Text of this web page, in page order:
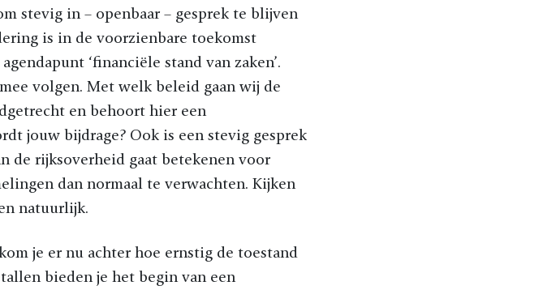
stevig in – openbaar – gesprek te blijven
is in de voorzienbare toekomst
‘financiële stand van zaken’.
volgen. Met welk beleid gaan wij de
en behoort hier een
jouw bijdrage? Ook is een stevig gesprek
de rijksoverheid gaat betekenen voor
dan normaal te verwachten. Kijken
natuurlijk.
je er nu achter hoe ernstig de toestand
bieden je het begin van een